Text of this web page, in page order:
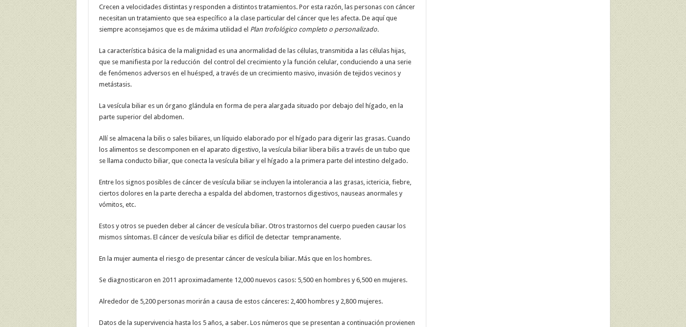
Crecen a velocidades distintas y responden a distintos tratamientos. Por esta razón, las personas con cáncer
necesitan un tratamiento que sea específico a la clase particular del cáncer que les afecta. De aquí que
siempre aconsejamos que es de máxima utilidad el Plan trofológico completo o personalizado.
La característica básica de la malignidad es una anormalidad de las células, transmitida a las células hijas,
que se manifiesta por la reducción del control del crecimiento y la función celular, conduciendo a una serie
de fenómenos adversos en el huésped, a través de un crecimiento masivo, invasión de tejidos vecinos y
metástasis.
La vesícula biliar es un órgano glándula en forma de pera alargada situado por debajo del hígado, en la
parte superior del abdomen.
Allí se almacena la bilis o sales biliares, un líquido elaborado por el hígado para digerir las grasas. Cuando
los alimentos se descomponen en el aparato digestivo, la vesícula biliar libera bilis a través de un tubo que
se llama conducto biliar, que conecta la vesícula biliar y el hígado a la primera parte del intestino delgado.
Entre los signos posibles de cáncer de vesícula biliar se incluyen la intolerancia a las grasas, ictericia, fiebre,
ciertos dolores en la parte derecha a espalda del abdomen, trastornos digestivos, nauseas anormales y
vómitos, etc.
Estos y otros se pueden deber al cáncer de vesícula biliar. Otros trastornos del cuerpo pueden causar los
mismos síntomas. El cáncer de vesícula biliar es difícil de detectar tempranamente.
En la mujer aumenta el riesgo de presentar cáncer de vesícula biliar. Más que en los hombres.
Se diagnosticaron en 2011 aproximadamente 12,000 nuevos casos: 5,500 en hombres y 6,500 en mujeres.
Alrededor de 5,200 personas morirán a causa de estos cánceres: 2,400 hombres y 2,800 mujeres.
Datos de la supervivencia hasta los 5 años, a saber. Los números que se presentan a continuación provienen